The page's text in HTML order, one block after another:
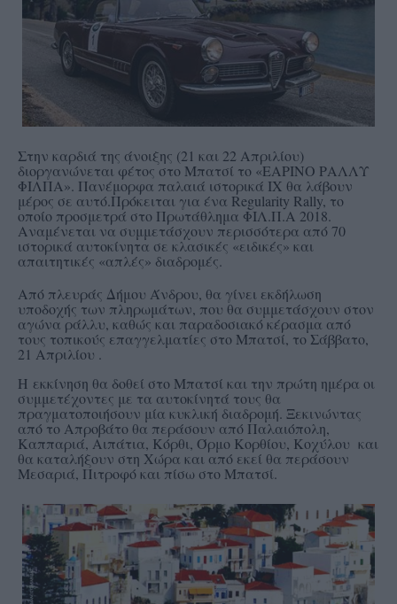
Στην καρδιά της άνοιξης (21 και 22 Απριλίου)
διοργανώνεται φέτος στο Μπατσί το «ΕΑΡΙΝΟ ΡΑΛΛΥ
ΦΙΛΠΑ». Πανέμορφα παλαιά ιστορικά ΙΧ θα λάβουν
μέρος σε αυτό.Πρόκειται για ένα Regularity Rally, το
οποίο προσμετρά στο Πρωτάθλημα ΦΙΛ.Π.Α 2018.
Aναμένεται να συμμετάσχουν περισσότερα από 70
ιστορικά αυτοκίνητα σε κλασικές «ειδικές» και
απαιτητικές «απλές» διαδρομές.
Από πλευράς Δήμου Άνδρου, θα γίνει εκδήλωση
υποδοχής των πληρωμάτων, που θα συμμετάσχουν στον
αγώνα ράλλυ, καθώς και παραδοσιακό κέρασμα από
τους τοπικούς επαγγελματίες στο Μπατσί, το Σάββατο,
21 Απριλίου .
Η εκκίνηση θα δοθεί στο Μπατσί και την πρώτη ημέρα οι
συμμετέχοντες με τα αυτοκίνητά τους θα
πραγματοποιήσουν μία κυκλική διαδρομή. Ξεκινώντας
από το Απροβάτο θα περάσουν από Παλαιόπολη,
Καππαριά, Αιπάτια, Κόρθι, Όρμο Κορθίου, Κοχύλου και
θα καταλήξουν στη Χώρα και από εκεί θα περάσουν
Μεσαριά, Πιτροφό και πίσω στο Μπατσί.